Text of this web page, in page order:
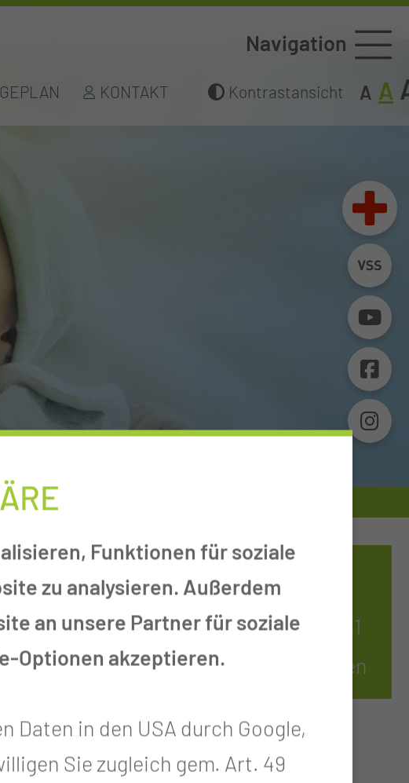
KONTAKT Kontrastansicht A A
Navigation
ANDREA NOACK
Tel.:
+ 49 355 46 3021
Per E-Mail kontaktieren
Zeit der Schwangerschaft, Geburt,
Funktionen für soziale
zu analysieren. Außerdem
an unsere Partner für soziale
Optionen akzeptieren.
Daten in den USA durch Google,
Sie zugleich gem. Art. 49